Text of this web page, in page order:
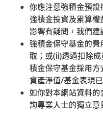
你應注意強積金預
強積金投資及累算
影響有疑問，我們建
強積金保守基金的費
取；或(ii)透過扣除
積金保守基金採用方
資產淨值/基金表現
如你對本網站資料
詢專業人士的獨立意
29日
(以發出日
期為 2017
年4月3日之
「預設投資
策略重新投
資通知書」
為例)
如果
前作
或未
略」
2017
日之
投資
該等